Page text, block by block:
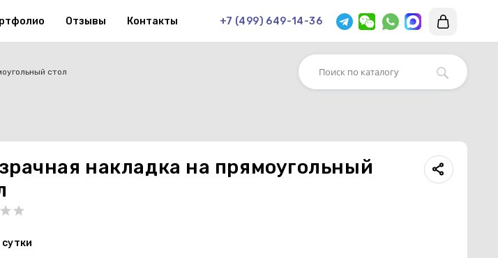
+7 (499) 649-14-36
Отзывы Контакты
стол
накладка на прямоугольный